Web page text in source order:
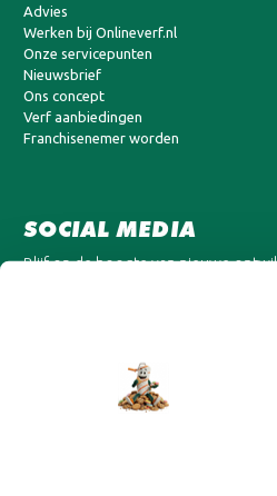
Advies
Werken bij Onlineverf.nl
Onze servicepunten
Nieuwsbrief
Ons concept
Verf aanbiedingen
Franchisenemer worden
SOCIAL MEDIA
Blijf op de hoogte van nieuwe